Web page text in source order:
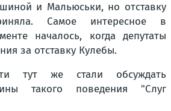
и Мальюськи, но отставку
Самое интересное в
началось, когда депутаты
за отставку Кулебы.
тут же стали обсуждать
такого поведения "Слуг